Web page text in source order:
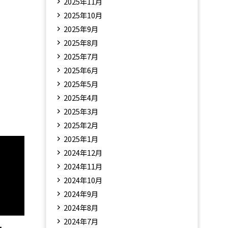
2025年10月
2025年9月
2025年8月
2025年7月
2025年6月
2025年5月
2025年4月
2025年3月
2025年2月
2025年1月
2024年12月
2024年11月
2024年10月
2024年9月
2024年8月
2024年7月